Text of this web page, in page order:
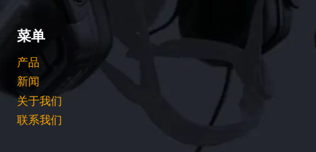
菜单
产品
新闻
关于我们
联系我们